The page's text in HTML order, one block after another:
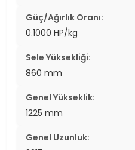
Güç/Ağırlık Oranı:
0.1000 HP/kg
Sele Yüksekliği:
860 mm
Genel Yükseklik:
1225 mm
Genel Uzunluk: